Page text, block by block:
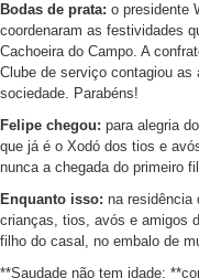
Bodas de prata: o presidente
coordenaram as festividades
Cachoeira do Campo. A
Clube de serviço contagiou
sociedade. Parabéns!
Felipe chegou: para alegria
que já é o Xodó dos tios e
nunca a chegada do primeiro
Enquanto isso: na residência
crianças, tios, avós e amigos
filho do casal, no embalo de
**Saudade não tem idade: